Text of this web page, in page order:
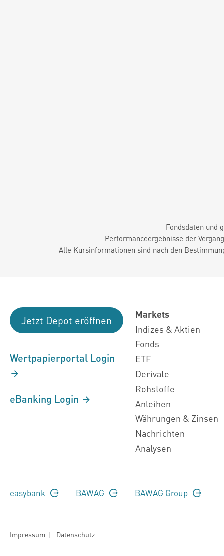
Fondsdaten und
Performanceergebnisse der
Alle Kursinformationen sind nach den
Jetzt Depot eröffnen
Wertpapierportal Login
eBanking Login
Markets
Indizes & Aktien
Fonds
ETF
Derivate
Rohstoffe
Anleihen
Währungen & Zinsen
Nachrichten
Analysen
easybank BAWAG BAWAG Group
Impressum | Datenschutz